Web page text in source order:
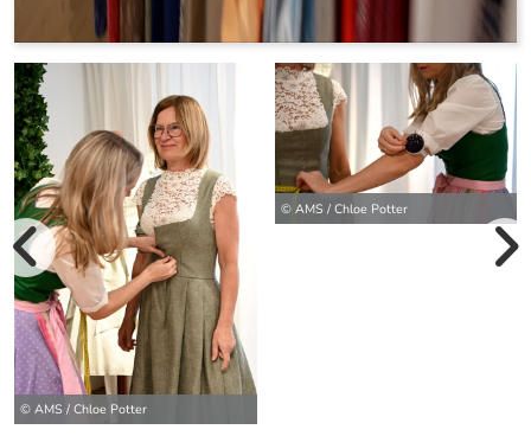
© AMS / Chloe Potter
© AMS / Chloe Potter